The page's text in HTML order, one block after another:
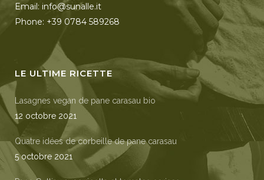
Email: info@sunalle.it
Phone: +39 0784 589268
LE ULTIME RICETTE
Lasagnes vegan de pane carasau bio
12 octobre 2021
Quatre idées de corbeille de pane carasau
5 octobre 2021